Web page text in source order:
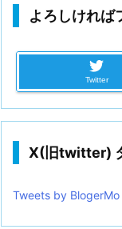
よろしければ
Twitter
X(旧twitter)
Tweets by BlogerMo